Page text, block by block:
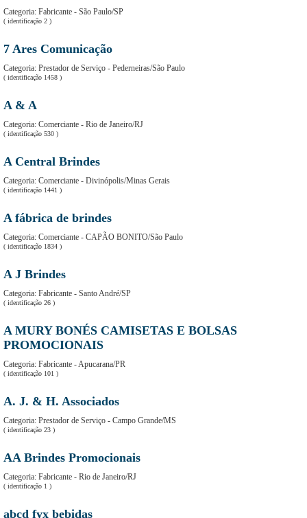
Categoria: Fabricante - São Paulo/SP
( identificação 2 )
7 Ares Comunicação
Categoria: Prestador de Serviço - Pederneiras/São Paulo
( identificação 1458 )
A & A
Categoria: Comerciante - Rio de Janeiro/RJ
( identificação 530 )
A Central Brindes
Categoria: Comerciante - Divinópolis/Minas Gerais
( identificação 1441 )
A fábrica de brindes
Categoria: Comerciante - CAPÃO BONITO/São Paulo
( identificação 1834 )
A J Brindes
Categoria: Fabricante - Santo André/SP
( identificação 26 )
A MURY BONÉS CAMISETAS E BOLSAS
PROMOCIONAIS
Categoria: Fabricante - Apucarana/PR
( identificação 101 )
A. J. & H. Associados
Categoria: Prestador de Serviço - Campo Grande/MS
( identificação 23 )
AA Brindes Promocionais
Categoria: Fabricante - Rio de Janeiro/RJ
( identificação 1 )
abcd fyx bebidas